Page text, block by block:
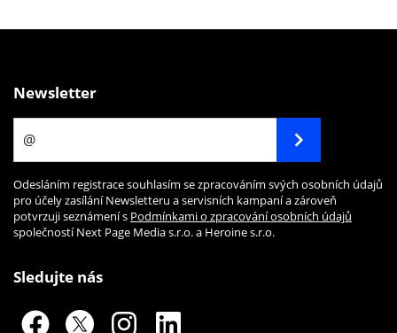
Newsletter
Odesláním registrace souhlasím se zpracováním svých osobních údajů
pro účely zasílání Newsletteru a servisních kampaní a zároveň
potvrzuji seznámení s Podmínkami o zpracování osobních údajů
společností Next Page Media s.r.o. a Heroine s.r.o.
Sledujte nás